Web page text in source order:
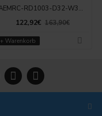
AEMRC-RD1003-D32-W32-L150-Z03
122,92€ 163,90€
+ Warenkorb